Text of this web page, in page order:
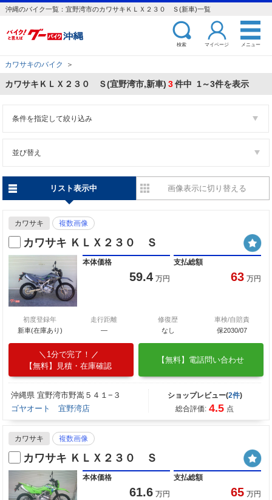
沖縄のバイク一覧：宜野湾市のカワサキＫＬＸ２３０ Ｓ(新車)一覧
検索 マイページ メニュー
カワサキのバイク ＞
カワサキＫＬＸ２３０ Ｓ(宜野湾市,新車) 3件中 1～3件を表示
条件を指定して絞り込み
並び替え
リスト表示中 画像表示に切り替える
カワサキ 複数画像
カワサキ ＫＬＸ２３０ Ｓ
本体価格
59.4 万円
支払総額
63 万円
初度登録年
新車(在庫あり)
走行距離
―
修復歴
なし
車検/自賠責
保2030/07
1分で完了！
【無料】見積・在庫確認
【無料】電話問い合わせ
沖縄県 宜野湾市野嵩５４１−３
ゴヤオート 宜野湾店
ショップレビュー(2件)
総合評価: 4.5 点
カワサキ 複数画像
カワサキ ＫＬＸ２３０ Ｓ
本体価格
61.6 万円
支払総額
65 万円